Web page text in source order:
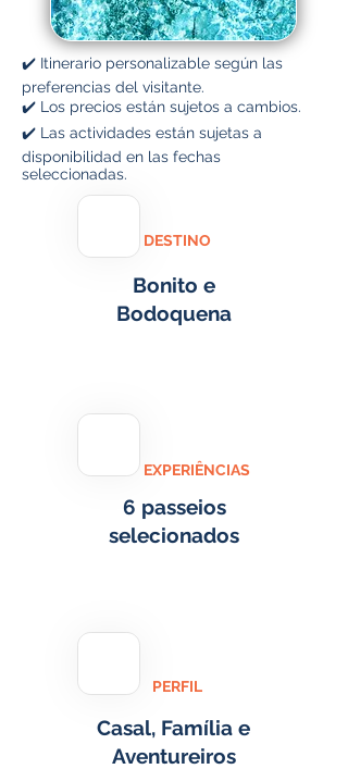
✔️ Itinerario personalizable según las
preferencias del visitante.
✔️ Los precios están sujetos a cambios.
✔️ Las actividades están sujetas a
disponibilidad en las fechas
seleccionadas.
DESTINO
Bonito e
Bodoquena
EXPERIÊNCIAS
6 passeios
selecionados
PERFIL
Casal, Família e
Aventureiros